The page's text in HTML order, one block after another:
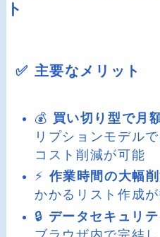
ト
✅ 主要なメリット
💰 買い切り型で月
リプションモデル
コスト削減が可能
⚡ 作業時間の大幅
かかるリスト作成
🔒 データセキュリテ